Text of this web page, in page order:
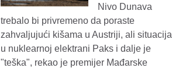
Nivo Dunava
trebalo bi privremeno da poraste
zahvaljujući kišama u Austriji, ali situacija
u nuklearnoj elektrani Paks i dalje je
"teška", rekao je premijer Mađarske